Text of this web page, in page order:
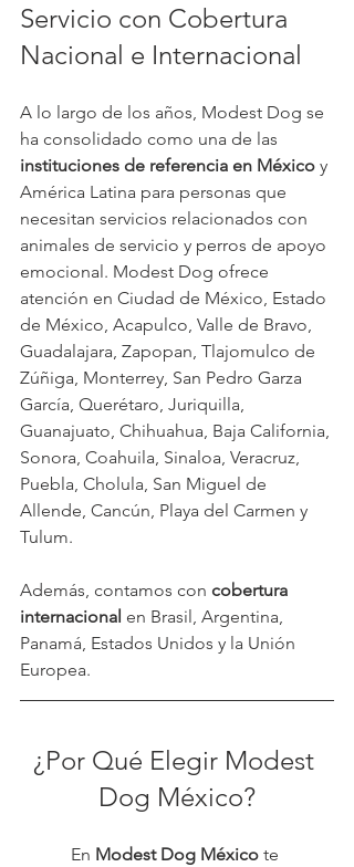
Servicio con Cobertura
Nacional e Internacional
A lo largo de los años, Modest Dog se
ha consolidado como una de las
instituciones de referencia en México y
América Latina para personas que
necesitan servicios relacionados con
animales de servicio y perros de apoyo
emocional. Modest Dog ofrece
atención en Ciudad de México, Estado
de México, Acapulco, Valle de Bravo,
Guadalajara, Zapopan, Tlajomulco de
Zúñiga, Monterrey, San Pedro Garza
García, Querétaro, Juriquilla,
Guanajuato, Chihuahua, Baja California,
Sonora, Coahuila, Sinaloa, Veracruz,
Puebla, Cholula, San Miguel de
Allende, Cancún, Playa del Carmen y
Tulum.
Además, contamos con cobertura
internacional en Brasil, Argentina,
Panamá, Estados Unidos y la Unión
Europea.
¿Por Qué Elegir Modest
Dog México?
En Modest Dog México te